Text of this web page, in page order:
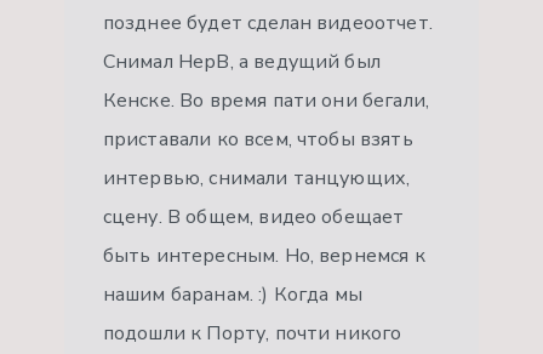
позднее будет сделан видеоотчет.
Снимал НерВ, а ведущий был
Кенске. Во время пати они бегали,
приставали ко всем, чтобы взять
интервью, снимали танцующих,
сцену. В общем, видео обещает
быть интересным. Но, вернемся к
нашим баранам. :) Когда мы
подошли к Порту, почти никого